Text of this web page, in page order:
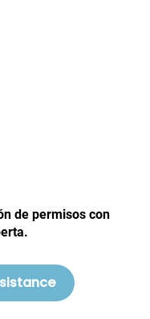
de permisos con